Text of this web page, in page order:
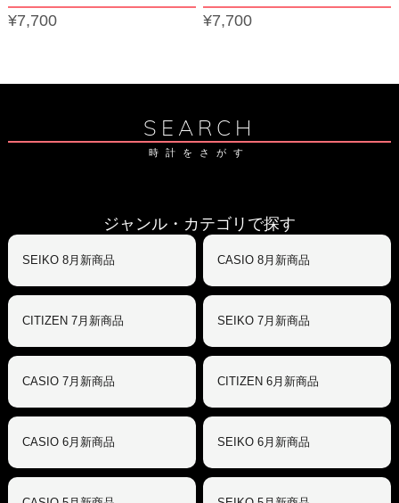
¥7,700 ¥7,700
SEARCH
時計をさがす
ジャンル・カテゴリで探す
SEIKO 8月新商品 CASIO 8月新商品
CITIZEN 7月新商品 SEIKO 7月新商品
CASIO 7月新商品 CITIZEN 6月新商品
CASIO 6月新商品 SEIKO 6月新商品